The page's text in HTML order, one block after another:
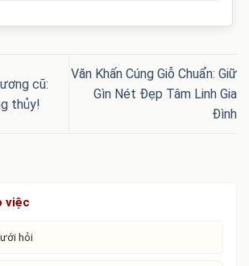
cũ:
thủy!
Văn Khấn Cúng Giỗ Chuẩn: Giữ
Gìn Nét Đẹp Tâm Linh Gia
Đình
việc
hỏi